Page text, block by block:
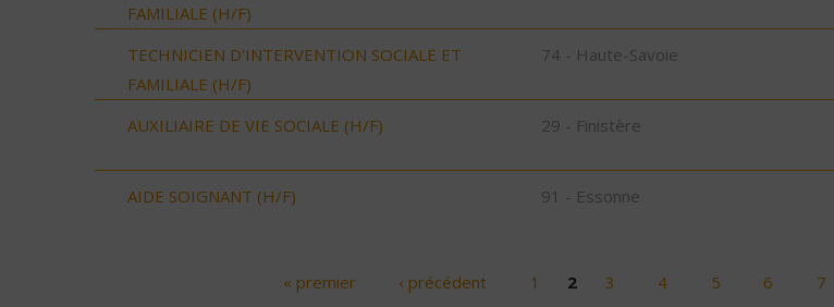
FAMILIALE (H/F)
TECHNICIEN D’INTERVENTION SOCIALE ET
FAMILIALE (H/F)
74 - Haute-Savoie
AUXILIAIRE DE VIE SOCIALE (H/F) 29 - Finistère
AIDE SOIGNANT (H/F) 91 - Essonne
« premier ‹ précédent 1 2 3 4 5 6 7